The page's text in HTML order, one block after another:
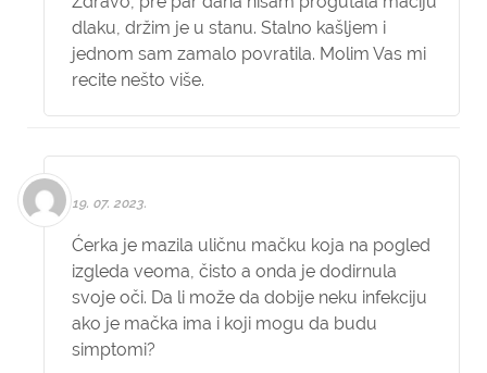
dlaku, držim je u stanu. Stalno kašljem i
jednom sam zamalo povratila. Molim Vas mi
recite nešto više.
19. 07. 2023.
Ćerka je mazila uličnu mačku koja na pogled
izgleda veoma, čisto a onda je dodirnula
svoje oči. Da li može da dobije neku infekciju
ako je mačka ima i koji mogu da budu
simptomi?